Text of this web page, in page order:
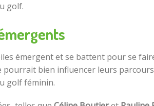
golf.
émergent et se battent pour se
bien influencer leurs
golf féminin.